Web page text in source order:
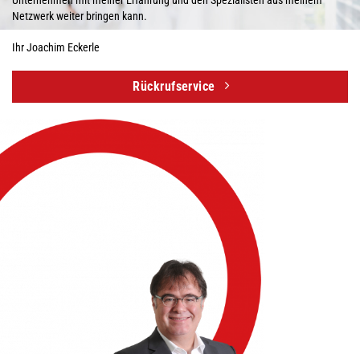
Netzwerk weiter bringen kann.
Ihr Joachim Eckerle
Rückruf­service